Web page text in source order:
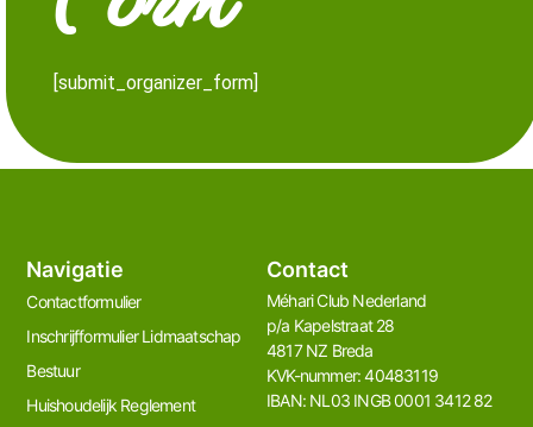
[submit_organizer_form]
Navigatie
Contactformulier
Inschrijfformulier Lidmaatschap
Bestuur
Huishoudelijk Reglement
Contact
Méhari Club Nederland​
p/a Kapelstraat 28
4817 NZ Breda
KVK-nummer: 40483119
IBAN: NL03 INGB 0001 3412 82